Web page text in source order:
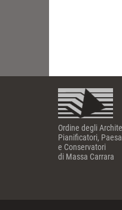
Ordine degli
Pianificatori,
e Conservatori
di Massa Carrara